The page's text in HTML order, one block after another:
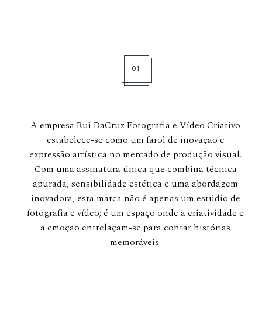
01
A empresa Rui DaCruz Fotografia e Vídeo Criativo
estabelece-se como um farol de inovação e
expressão artística no mercado de produção visual.
Com uma assinatura única que combina técnica
apurada, sensibilidade estética e uma abordagem
inovadora, esta marca não é apenas um estúdio de
fotografia e vídeo; é um espaço onde a criatividade e
a emoção entrelaçam-se para contar histórias
memoráveis.